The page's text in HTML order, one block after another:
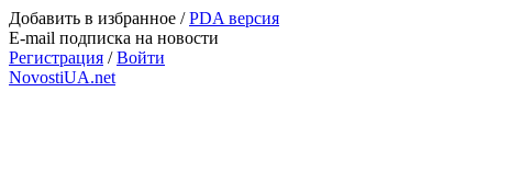
Добавить в избранное /PDA версия
E-mail подписка на новости
Регистрация /Войти
NovostiUA.net